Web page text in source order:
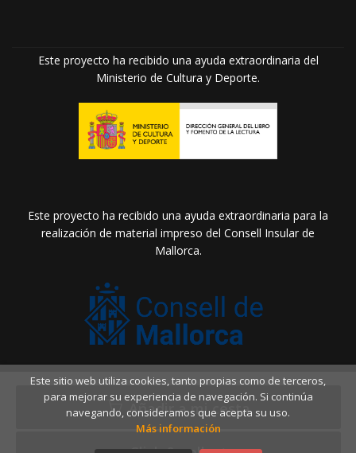
Añadir a mi cesta
Este proyecto ha recibido una ayuda extraordinaria del
Ministerio de Cultura y Deporte.
Este proyecto ha recibido una ayuda extraordinaria para la
realización de material impreso del Consell Insular de
Mallorca.
2026 ©Llibreria Drac Màgic. Todos los Derechos
Reservados |Grupo Trevenque
Este sitio web utiliza cookies, tanto propias como de terceros,
para mejorar su experiencia de navegación. Si continúa
navegando, consideramos que acepta su uso.
Más información